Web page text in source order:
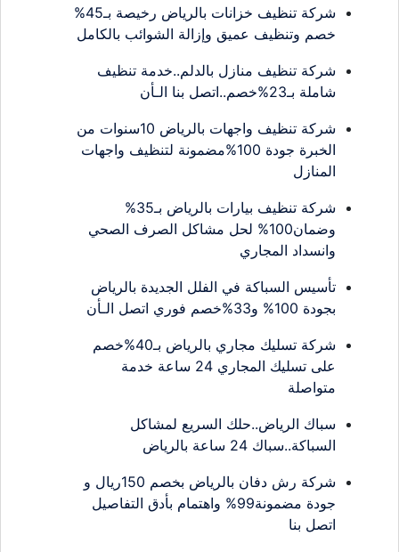
شركة تنظيف خزانات بالرياض رخيصة بـ45%
خصم وتنظيف عميق وإزالة الشوائب بالكامل
شركة تنظيف منازل بالدلم..خدمة تنظيف
شاملة بـ23%خصم..اتصل بنا الـأن
شركة تنظيف واجهات بالرياض 10سنوات من
الخبرة جودة 100%مضمونة لتنظيف واجهات
المنازل
شركة تنظيف بيارات بالرياض بـ35%
وضمان100% لحل مشاكل الصرف الصحي
وانسداد المجاري
تأسيس السباكة في الفلل الجديدة بالرياض
بجودة 100% و33%خصم فوري اتصل الـأن
شركة تسليك مجاري بالرياض بـ40%خصم
على تسليك المجاري 24 ساعة خدمة
متواصلة
سباك الرياض..حلك السريع لمشاكل
السباكة..سباك 24 ساعة بالرياض
شركة رش دفان بالرياض بخصم 150ريال و
جودة مضمونة99% واهتمام بأدق التفاصيل
اتصل بنا